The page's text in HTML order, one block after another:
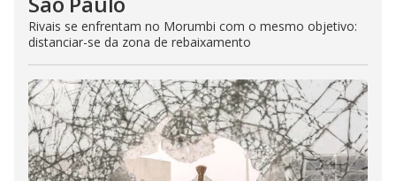
Rivais se enfrentam no Morumbi com o mesmo objetivo:
distanciar-se da zona de rebaixamento